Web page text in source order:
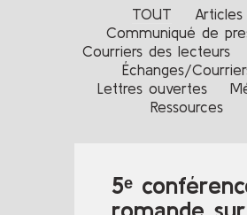
TOUT
Articles
Communiqué de
Courriers des lecteurs
Échanges/
Lettres ouvertes
Ressources
5ᵉ